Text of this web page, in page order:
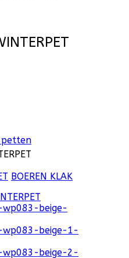
petten
BOEREN KLAK